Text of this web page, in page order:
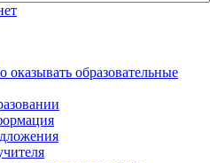
оказывать образовательные